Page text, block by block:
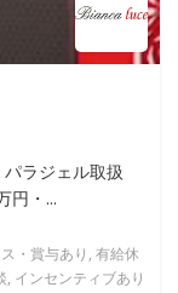
ラジェル取扱
円・...
・賞与あり, 有給休
インセンティブあり